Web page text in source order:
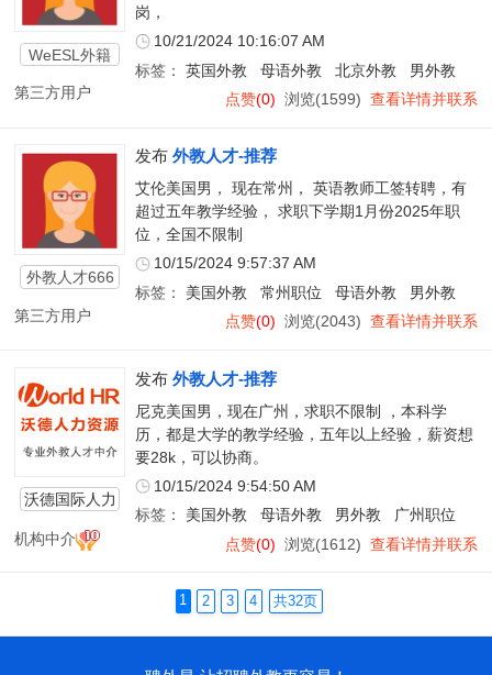
WeESL外籍
第三方用户
岗，
10/21/2024 10:16:07 AM
标签： 英国外教 母语外教 北京外教
男外教
点赞(0) 浏览(1599) 查看详情并联系
外教人才666
第三方用户
发布 外教人才-推荐
艾伦美国男， 现在常州， 英语教师工签转聘，有
超过五年教学经验， 求职下学期1月份2025年职
位，全国不限制
10/15/2024 9:57:37 AM
标签： 美国外教 常州职位 母语外教
男外教
点赞(0) 浏览(2043) 查看详情并联系
沃德国际人力
机构中介
发布 外教人才-推荐
尼克美国男，现在广州，求职不限制 ，本科学
历，都是大学的教学经验，五年以上经验，薪资想
要28k，可以协商。
10/15/2024 9:54:50 AM
标签： 美国外教 母语外教 男外教
广州职位
点赞(0) 浏览(1612) 查看详情并联系
1 2 3 4 共32页